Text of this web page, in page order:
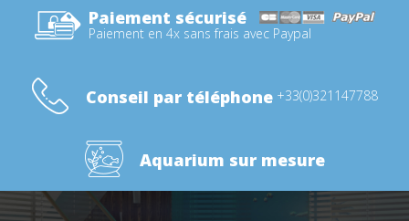
Paiement sécurisé
Paiement en 4x sans frais avec Paypal
Conseil par téléphone +33(0)321147788
Aquarium sur mesure